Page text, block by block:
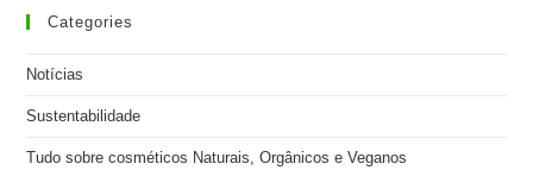
Categories
Notícias
Sustentabilidade
Tudo sobre cosméticos Naturais, Orgânicos e Veganos